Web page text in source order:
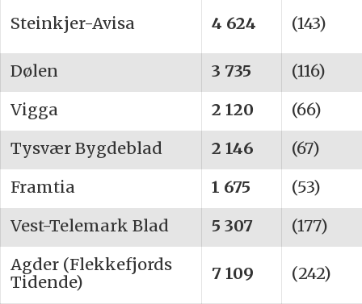
Steinkjer-Avisa 4 624 (143)
Dølen 3 735
(116)
Vigga
2 120
(66)
Tysvær Bygdeblad
2 146
(67)
Framtia
1 675
(53)
Vest-Telemark Blad
5 307
(177)
Agder (Flekkefjords
Tidende)
7 109 (242)